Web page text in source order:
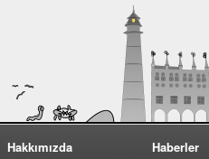
Hakkımızda
Haberler